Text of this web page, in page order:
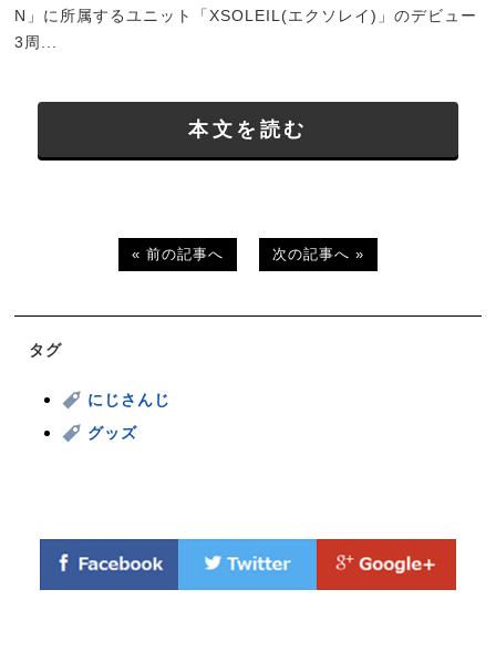
N」に所属するユニット「XSOLEIL(エクソレイ)」のデビュー
3周...
本文を読む
« 前の記事へ 次の記事へ »
タグ
にじさんじ
グッズ